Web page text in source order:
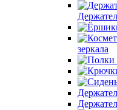
зеркала